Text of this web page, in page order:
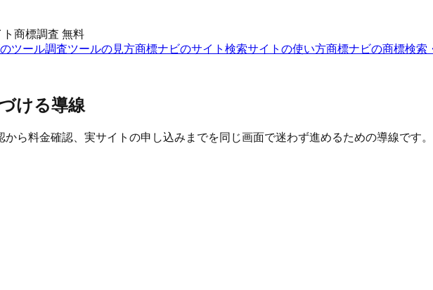
商標調査 無料
ツール調査ツールの見方商標ナビのサイト 検索サイトの使い方商標ナビの商標検索
ける導線
ら料金確認、実サイトの申し込みまでを同じ画面で迷わず進めるための導線です。